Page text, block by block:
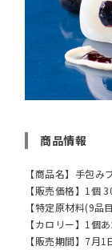
商品情報
【商品名】手包み
【販売価格】1個
【特定原材料(9品
【カロリー】1個
【販売期間】7月